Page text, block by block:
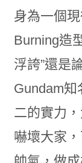
身為一個
Burning造
浮誇”還是
Gundam
二的實力
嚇壞大家